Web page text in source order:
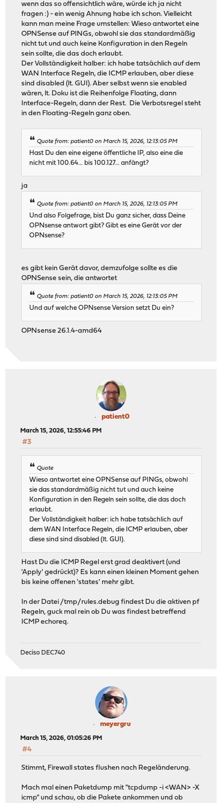
wenn das so offensichtlich wäre, würde ich ja nicht
fragen :) - ein wenig Ahnung habe ich schon. Vielleicht
kann man meine Frage umstellen: Wieso antwortet eine
OPNSense auf PINGs, obwohl sie das standardmäßig
nicht tut und auch keine Konfiguration in den Regeln
sein sollte, die das doch erlaubt.
Der Vollständigkeit halber: ich habe tatsächlich auf dem
WAN Interface Regeln, die ICMP erlauben, aber diese
sind disabled (lt. GUI). Aber selbst wenn sie enabled
wären, lt. Doku ist die Reihenfolge Floating, dann
Interface-Regeln, dann der Rest. Die Verbotsregel steht
in den Floating-Regeln ganz oben.
Quote from: patient0 on March 15, 2026, 12:13:05 PM
Hast Du den eine eigene öffentliche IP, also eine die
nicht mit 100.64... bis 100.127... anfängt?
ja
Quote from: patient0 on March 15, 2026, 12:13:05 PM
Und also Folgefrage, bist Du ganz sicher, dass Deine
OPNsense antwort gibt? Gibt es eine Gerät vor der
OPNsense?
es gibt kein Gerät davor, demzufolge sollte es die
OPNSense sein, die antwortet
Quote from: patient0 on March 15, 2026, 12:13:05 PM
Und auf welche OPNsense Version setzt Du ein?
OPNsense 26.1.4-amd64
patient0
March 15, 2026, 12:55:46 PM
#3
Quote
Wieso antwortet eine OPNSense auf PINGs, obwohl
sie das standardmäßig nicht tut und auch keine
Konfiguration in den Regeln sein sollte, die das doch
erlaubt.
Der Vollständigkeit halber: ich habe tatsächlich auf
dem WAN Interface Regeln, die ICMP erlauben, aber
diese sind sind disabled (lt. GUI).
Hast Du die ICMP Regel erst grad deaktivert (und
'Apply' gedrückt)? Es kann einen kleinen Moment gehen
bis keine offenen 'states' mehr gibt.
In der Datei /tmp/rules.debug findest Du die aktiven pf
Regeln, guck mal rein ob Du was findest betreffend
ICMP echoreq.
Deciso DEC740
meyergru
March 15, 2026, 01:05:26 PM
#4
Stimmt, Firewall states flushen nach Regeländerung.
Mach mal einen Paketdump mit "tcpdump -i <WAN> -X
icmp" und schau, ob die Pakete ankommen und ob